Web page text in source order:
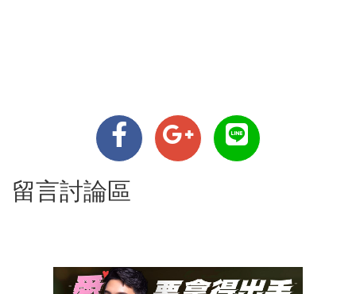
留言討論區